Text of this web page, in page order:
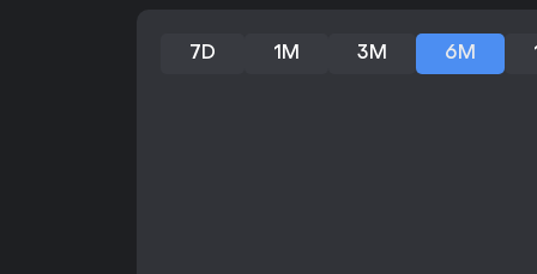
7D 1M 3M 6M